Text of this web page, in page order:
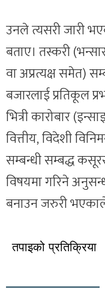
उनले त्यसरी जारी
बताए। तस्करी
वा अप्रत्यक्ष समेत)
बजारलाई प्रतिकूल
भित्री कारोबार
वित्तीय, विदेशी
सम्बन्धी सम्बद्ध
विषयमा गरिने
बनाउन जरुरी
तपाइको प्रतिक्रिया